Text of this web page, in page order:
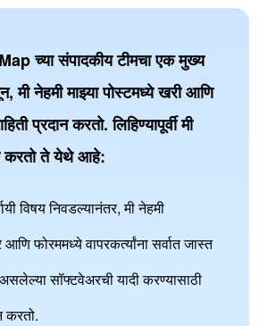
च्या संपादकीय टीमचा एक मुख्य
नेहमी माझ्या पोस्टमध्ये खरी आणि
प्रदान करतो. लिहिण्यापूर्वी मी
करतो ते येथे आहे:
विषय निवडल्यानंतर, मी नेहमी
फोरममध्ये वापरकर्त्यांना सर्वात जास्त
सॉफ्टवेअरची यादी करण्यासाठी
करतो.